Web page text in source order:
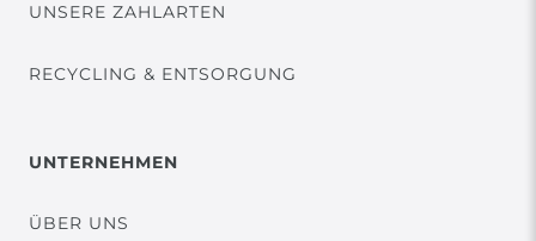
UNSERE ZAHLARTEN
RECYCLING & ENTSORGUNG
UNTERNEHMEN
ÜBER UNS